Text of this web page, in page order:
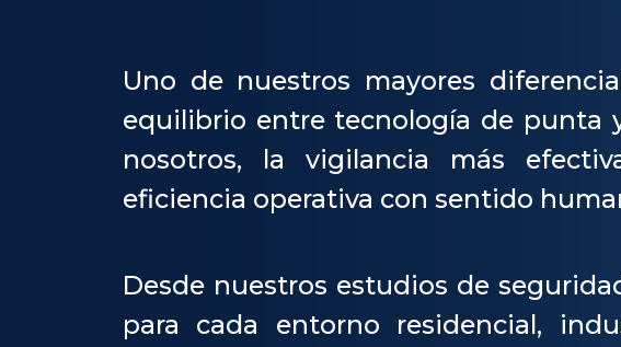
Uno de nuestros mayores
equilibrio entre tecnología de punta
nosotros, la vigilancia más
eficiencia operativa con sentido
Desde nuestros estudios de
para cada entorno residencial,